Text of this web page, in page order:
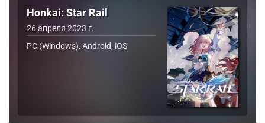
Honkai: Star Rail
26 апреля 2023 г.
PC (Windows), Android, iOS